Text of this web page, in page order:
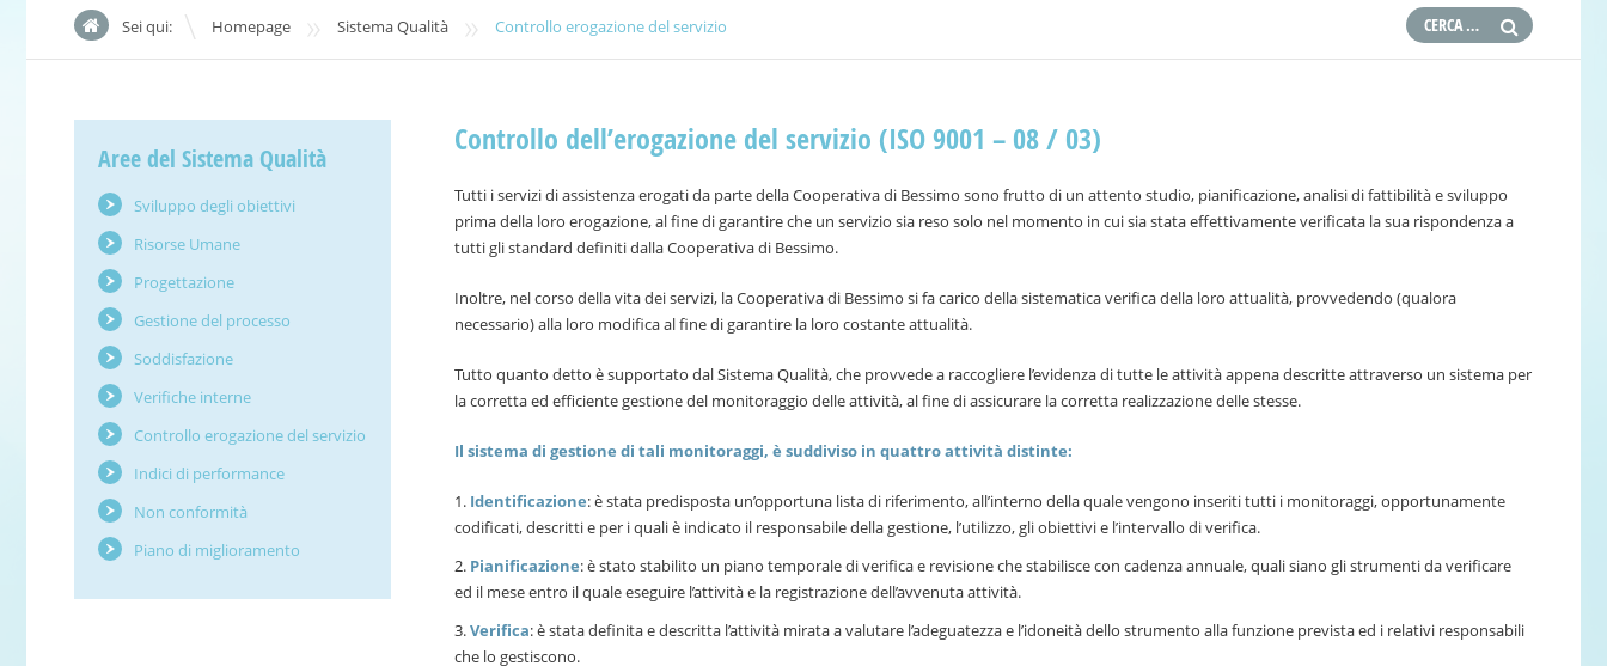
Sei qui: Homepage » Sistema Qualità » Controllo erogazione del servizio
Aree del Sistema Qualità
Sviluppo degli obiettivi
Risorse Umane
Progettazione
Gestione del processo
Soddisfazione
Verifiche interne
Controllo erogazione del servizio
Indici di performance
Non conformità
Piano di miglioramento
Controllo dell’erogazione del servizio (ISO 9001 – 08 / 03)
Tutti i servizi di assistenza erogati da parte della Cooperativa di Bessimo sono frutto di un attento studio, pianificazione, analisi di fattibilità e sviluppo
prima della loro erogazione, al fine di garantire che un servizio sia reso solo nel momento in cui sia stata effettivamente verificata la sua rispondenza a
tutti gli standard definiti dalla Cooperativa di Bessimo.
Inoltre, nel corso della vita dei servizi, la Cooperativa di Bessimo si fa carico della sistematica verifica della loro attualità, provvedendo (qualora
necessario) alla loro modifica al fine di garantire la loro costante attualità.
Tutto quanto detto è supportato dal Sistema Qualità, che provvede a raccogliere l’evidenza di tutte le attività appena descritte attraverso un sistema per
la corretta ed efficiente gestione del monitoraggio delle attività, al fine di assicurare la corretta realizzazione delle stesse.
Il sistema di gestione di tali monitoraggi, è suddiviso in quattro attività distinte:
Identificazione: è stata predisposta un’opportuna lista di riferimento, all’interno della quale vengono inseriti tutti i monitoraggi, opportunamente
codificati, descritti e per i quali è indicato il responsabile della gestione, l’utilizzo, gli obiettivi e l’intervallo di verifica.
Pianificazione: è stato stabilito un piano temporale di verifica e revisione che stabilisce con cadenza annuale, quali siano gli strumenti da verificare
ed il mese entro il quale eseguire l’attività e la registrazione dell’avvenuta attività.
Verifica: è stata definita e descritta l’attività mirata a valutare l’adeguatezza e l’idoneità dello strumento alla funzione prevista ed i relativi responsabili
che lo gestiscono.